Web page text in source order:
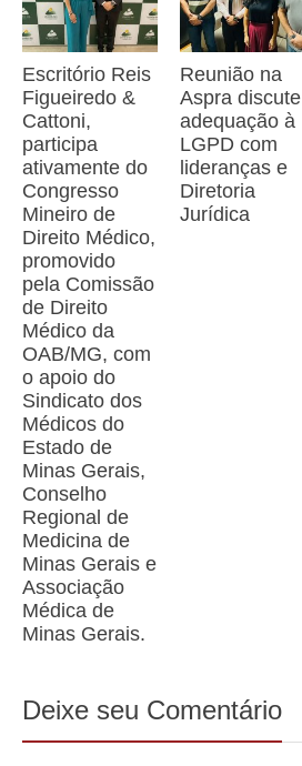
Escritório Reis
Figueiredo &
Cattoni,
participa
ativamente do
Congresso
Mineiro de
Direito Médico,
promovido
pela Comissão
de Direito
Médico da
OAB/MG, com
o apoio do
Sindicato dos
Médicos do
Estado de
Minas Gerais,
Conselho
Regional de
Medicina de
Minas Gerais e
Associação
Médica de
Minas Gerais.
Reunião na
Aspra discute
adequação à
LGPD com
lideranças e
Diretoria
Jurídica
Deixe seu Comentário